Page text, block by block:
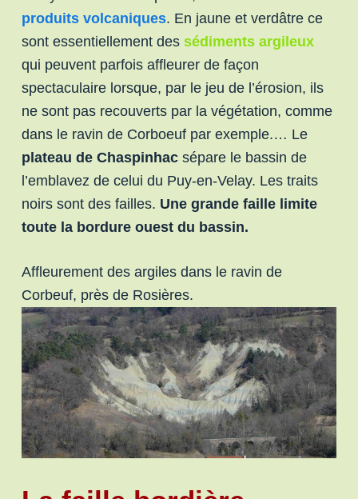
produits volcaniques. En jaune et verdâtre ce
sont essentiellement des sédiments argileux
qui peuvent parfois affleurer de façon
spectaculaire lorsque, par le jeu de l’érosion, ils
ne sont pas recouverts par la végétation, comme
dans le ravin de Corboeuf par exemple.… Le
plateau de Chaspinhacsépare le bassin de
l’emblavez de celui du Puy-en-Velay. Les traits
noirs sont des failles. Une grande faille limite
toute la bordure ouest du bassin.
Affleurement des argiles dans le ravin de
Corbeuf, près de Rosières.